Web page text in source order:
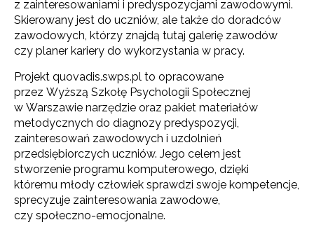
z zainteresowaniami i predyspozycjami zawodowymi.
Skierowany jest do uczniów, ale także do doradców
zawodowych, którzy znajdą tutaj galerię zawodów
czy planer kariery do wykorzystania w pracy.
Projekt quovadis.swps.pl to opracowane
przez Wyższą Szkołę Psychologii Społecznej
w Warszawie narzędzie oraz pakiet materiałów
metodycznych do diagnozy predyspozycji,
zainteresowań zawodowych i uzdolnień
przedsiębiorczych uczniów. Jego celem jest
stworzenie programu komputerowego, dzięki
któremu młody człowiek sprawdzi swoje kompetencje,
sprecyzuje zainteresowania zawodowe,
czy społeczno-emocjonalne.